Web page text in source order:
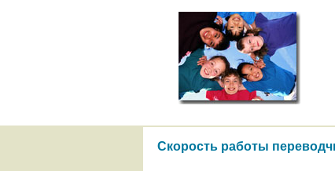
Скорость работы